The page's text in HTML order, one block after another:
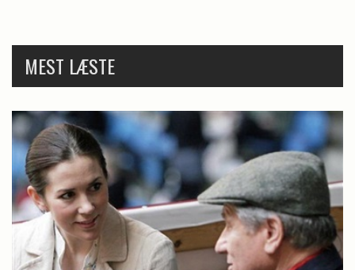
MEST LÆSTE